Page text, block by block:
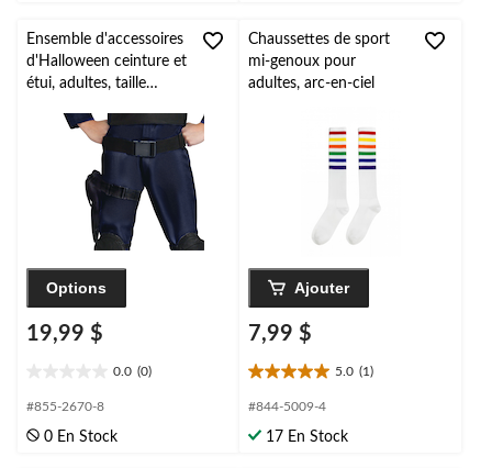
Ensemble d'accessoires
d'Halloween ceinture et
étui, adultes, taille
Options
19,99 $
0.0 (0)
étoile(s)
5.
#855-2670-8
0 En Stock
Chaussettes de sport
mi-genoux pour
adultes, arc-en-ciel
Ajouter
7,99 $
5.0 (1)
5.0
étoile(s)
5.
#844-5009-4
17 En Stock